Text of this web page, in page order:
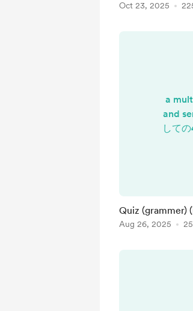
Oct 23, 2025
a
and
して
Quiz (grammer)
Aug 26, 2025